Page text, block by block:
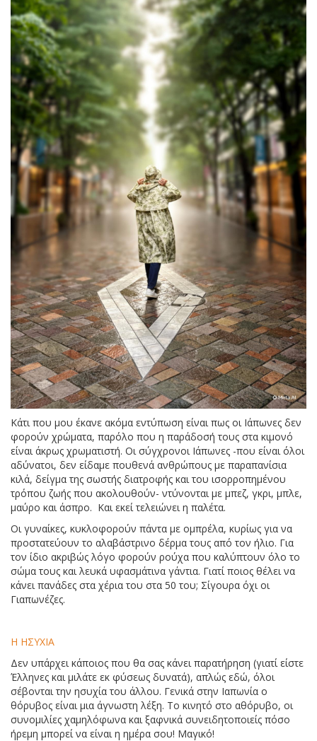
Κάτι που μου έκανε ακόμα εντύπωση είναι πως οι Ιάπωνες δεν
φορούν χρώματα, παρόλο που η παράδοσή τους στα κιμονό
είναι άκρως χρωματιστή. Οι σύγχρονοι Ιάπωνες -που είναι όλοι
αδύνατοι, δεν είδαμε πουθενά ανθρώπους με παραπανίσια
κιλά, δείγμα της σωστής διατροφής και του ισορροπημένου
τρόπου ζωής που ακολουθούν- ντύνονται με μπεζ, γκρι, μπλε,
μαύρο και άσπρο. Και εκεί τελειώνει η παλέτα.
Οι γυναίκες, κυκλοφορούν πάντα με ομπρέλα, κυρίως για να
προστατεύουν το αλαβάστρινο δέρμα τους από τον ήλιο. Για
τον ίδιο ακριβώς λόγο φορούν ρούχα που καλύπτουν όλο το
σώμα τους και λευκά υφασμάτινα γάντια. Γιατί ποιος θέλει να
κάνει πανάδες στα χέρια του στα 50 του; Σίγουρα όχι οι
Γιαπωνέζες.
Η ΗΣΥΧΙΑ
Δεν υπάρχει κάποιος που θα σας κάνει παρατήρηση (γιατί είστε
Έλληνες και μιλάτε εκ φύσεως δυνατά), απλώς εδώ, όλοι
σέβονται την ησυχία του άλλου. Γενικά στην Ιαπωνία ο
θόρυβος είναι μια άγνωστη λέξη. Το κινητό στο αθόρυβο, οι
συνομιλίες χαμηλόφωνα και ξαφνικά συνειδητοποιείς πόσο
ήρεμη μπορεί να είναι η ημέρα σου! Μαγικό!